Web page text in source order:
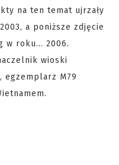
na ten temat ujrzały
a poniższe zdjęcie
w roku... 2006.
wioski
egzemplarz M79